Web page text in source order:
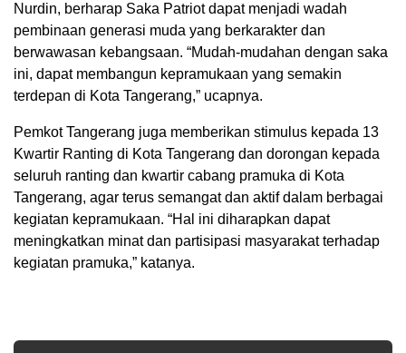
Nurdin, berharap Saka Patriot dapat menjadi wadah
pembinaan generasi muda yang berkarakter dan
berwawasan kebangsaan. “Mudah-mudahan dengan saka
ini, dapat membangun kepramukaan yang semakin
terdepan di Kota Tangerang,” ucapnya.
Pemkot Tangerang juga memberikan stimulus kepada 13
Kwartir Ranting di Kota Tangerang dan dorongan kepada
seluruh ranting dan kwartir cabang pramuka di Kota
Tangerang, agar terus semangat dan aktif dalam berbagai
kegiatan kepramukaan. “Hal ini diharapkan dapat
meningkatkan minat dan partisipasi masyarakat terhadap
kegiatan pramuka,” katanya.